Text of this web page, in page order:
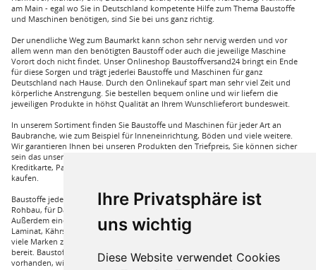
Ihre Privatsphäre ist
uns wichtig
Diese Website verwendet Cookies
am Main - egal wo Sie in Deutschland kompetente Hilfe zum Thema Baustoffe
und Maschinen benötigen, sind Sie bei uns ganz richtig.
Der unendliche Weg zum Baumarkt kann schon sehr nervig werden und vor
allem wenn man den benötigten Baustoff oder auch die jeweilige Maschine
Vorort doch nicht findet. Unser Onlineshop Baustoffversand24 bringt ein Ende
für diese Sorgen und trägt jederlei Baustoffe und Maschinen für ganz
Deutschland nach Hause. Durch den Onlinekauf spart man sehr viel Zeit und
körperliche Anstrengung. Sie bestellen bequem online und wir liefern die
jeweiligen Produkte in höhst Qualität an Ihrem Wunschlieferort bundesweit.
In unserem Sortiment finden Sie Baustoffe und Maschinen für jeder Art an
Baubranche, wie zum Beispiel für Inneneinrichtung, Böden und viele weitere.
Wir garantieren Ihnen bei unseren Produkten den Triefpreis, Sie können sicher
sein das unsere Preisangebote die besten sind. Sie können bei uns mit
Kreditkarte, Paypal und auch mit Vorkasse bei uns auf Rechnung Baustoffe
kaufen.
Baustoffe jeder Art die sie für ihren Haus benötigen, wie beispielsweise für den
Rohbau, für Dämmungen für ihr Haus und für den Innenausbau. Wir führen
Außerdem eine große Auswahl an Bodenbelägen wie GUNREBEN Parkett, JOKA
Laminat, Kährs Parkett, Pardor Laminat, PCV Boden der Marke Wefloor und
viele Marken zu Fliesen, hierzu steht unser Service Team aus Fachprofis zur Hilfe
bereit. Baustoffe für den Außenbereich haben wir ebenso in unserem Sortiment
vorhanden, wie Dachfenster, Gartenhäuser und auch diverse Zäune.